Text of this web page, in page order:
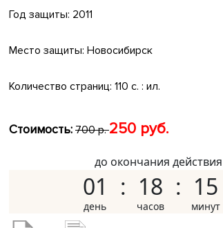
Год защиты: 2011
Место защиты: Новосибирск
Количество страниц: 110 с. : ил.
Стоимость: 700 р.250 руб.
до окончания
01 18 15